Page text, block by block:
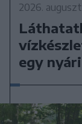
2026.
egy